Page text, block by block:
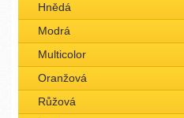
Hnědá
Modrá
Multicolor
Oranžová
Růžová